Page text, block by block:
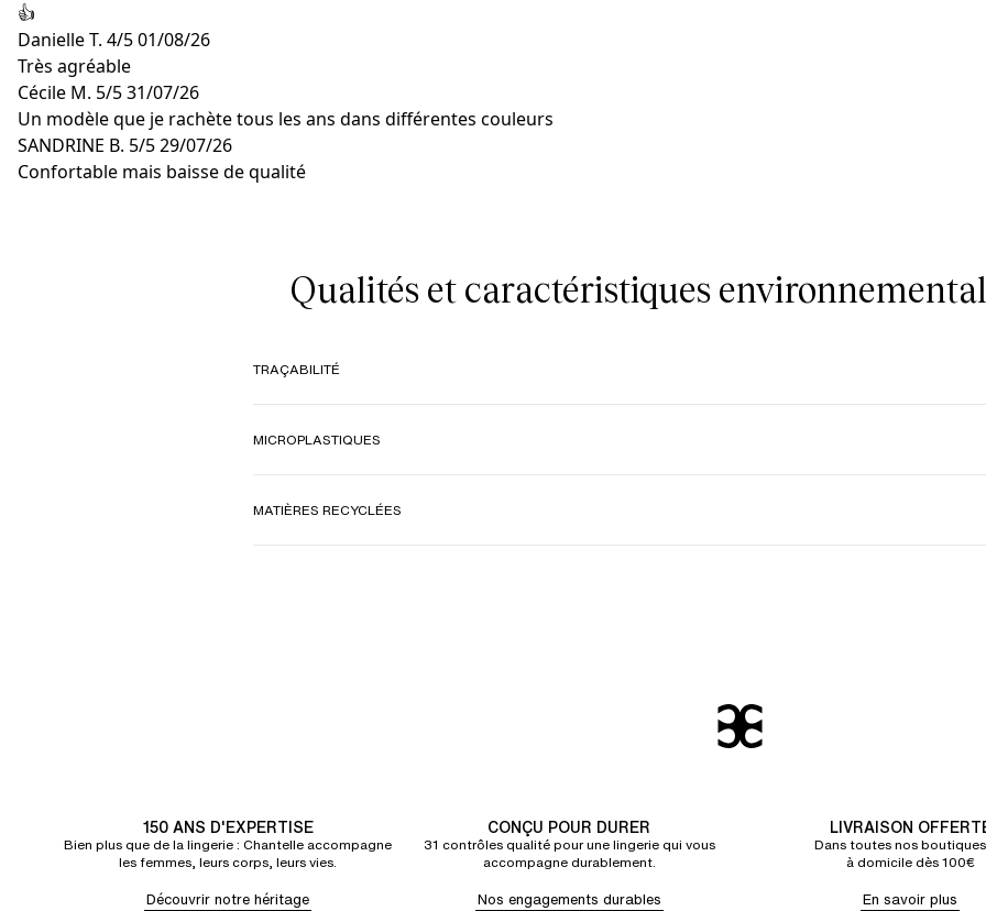
👍
Danielle T. 4/501/08/26
Très agréable
Cécile M. 5/531/07/26
Un modèle que je rachète tous les ans dans différentes couleurs
SANDRINE B. 5/529/07/26
Confortable mais baisse de qualité
Qualités et caractéristiques
TRAÇABILITÉ
MICROPLASTIQUES
MATIÈRES RECYCLÉES
150 ANS D'EXPERTISE
Bien plus que de la lingerie : Chantelle accompagne
les femmes, leurs corps, leurs vies.
Découvrir notre héritage
CONÇU POUR DURER
31 contrôles qualité pour une lingerie qui vous
accompagne durablement.
Nos engagements durables
LIVRAISON
Dans toutes nos
à domicile dès 100€
En savoir plus